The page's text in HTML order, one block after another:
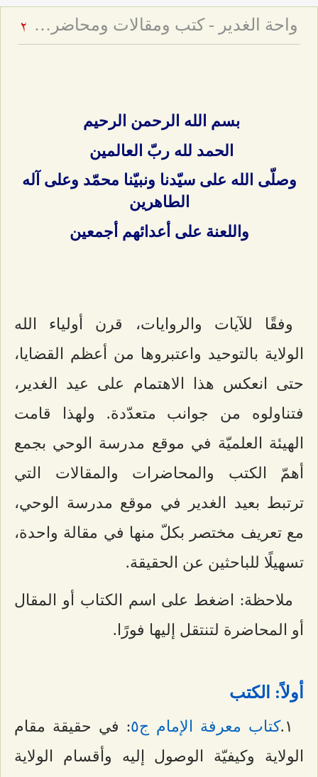
واحة الغدير - كتب ومقالات ومحاضرات حول عيد الغدير 2
بسم الله الرحمن الرحيم
الحمد لله ربّ العالمين
وصلّى الله على سيّدنا ونبيّنا محمّد وعلى آله
الطاهرين
واللعنة على أعدائهم أجمعين
وفقًا للآيات والروايات، قرن أولياء الله
الولاية بالتوحيد واعتبروها من أعظم القضايا،
حتى انعكس هذا الاهتمام على عيد الغدير،
فتناولوه من جوانب متعدّدة. ولهذا قامت
الهيئة العلميّة في موقع مدرسة الوحي بجمع
أهمّ الكتب والمحاضرات والمقالات التي
ترتبط بعيد الغدير في موقع مدرسة الوحي،
مع تعريف مختصر بكلّ منها في مقالة واحدة،
تسهيلًا للباحثين عن الحقيقة.
ملاحظة: اضغط على اسم الكتاب أو المقال
أو المحاضرة لتنتقل إليها فورًا.
أولاً: الكتب
۱. كتاب معرفة الإمام ج٥ : في حقيقة مقام
الولاية وكيفيّة الوصول إليه وأقسام الولاية